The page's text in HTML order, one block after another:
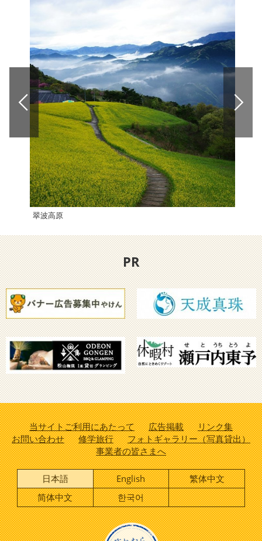
翠波高原
PR
当サイトご利用にあたって 広告掲載
リンク集
お問い合わせ
修学旅行
フォトギャラリー（写真貸出）
事業者の皆さまへ
日本語 English
繁体中文
简体中文
한국어